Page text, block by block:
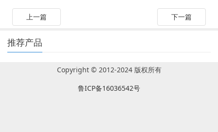
上一篇 下一篇
推荐产品
Copyright © 2012-2024 版权所有
鲁ICP备16036542号